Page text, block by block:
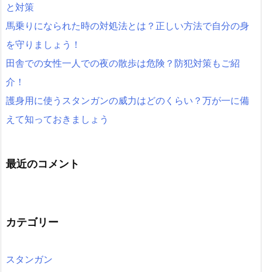
と対策
馬乗りになられた時の対処法とは？正しい方法で自分の身
を守りましょう！
田舎での女性一人での夜の散歩は危険？防犯対策もご紹
介！
護身用に使うスタンガンの威力はどのくらい？万が一に備
えて知っておきましょう
最近のコメント
カテゴリー
スタンガン